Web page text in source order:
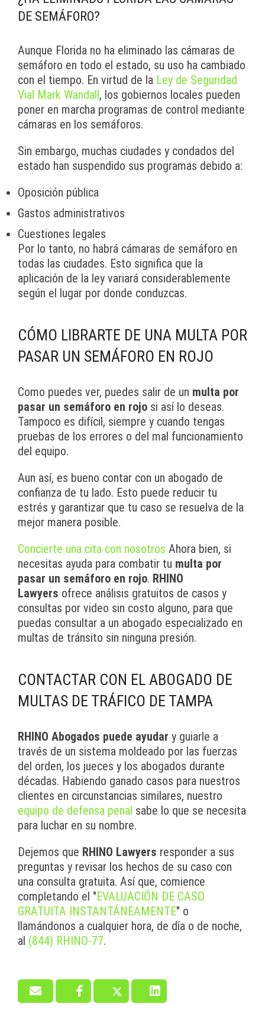
DE SEMÁFORO?
Aunque Florida no ha eliminado las cámaras de
semáforo en todo el estado, su uso ha cambiado
con el tiempo. En virtud de la Ley de Seguridad
Vial Mark Wandall, los gobiernos locales pueden
poner en marcha programas de control mediante
cámaras en los semáforos.
Sin embargo, muchas ciudades y condados del
estado han suspendido sus programas debido a:
Oposición pública
Gastos administrativos
Cuestiones legales
Por lo tanto, no habrá cámaras de semáforo en
todas las ciudades. Esto significa que la
aplicación de la ley variará considerablemente
según el lugar por donde conduzcas.
CÓMO LIBRARTE DE UNA MULTA POR
PASAR UN SEMÁFORO EN ROJO
Como puedes ver, puedes salir de un multa por
pasar un semáforo en rojo si así lo deseas.
Tampoco es difícil, siempre y cuando tengas
pruebas de los errores o del mal funcionamiento
del equipo.
Aun así, es bueno contar con un abogado de
confianza de tu lado. Esto puede reducir tu
estrés y garantizar que tu caso se resuelva de la
mejor manera posible.
Concierte una cita con nosotros Ahora bien, si
necesitas ayuda para combatir tu multa por
pasar un semáforo en rojo. RHINO
Lawyers ofrece análisis gratuitos de casos y
consultas por video sin costo alguno, para que
puedas consultar a un abogado especializado en
multas de tránsito sin ninguna presión.
CONTACTAR CON EL ABOGADO DE
MULTAS DE TRÁFICO DE TAMPA
RHINO Abogados puede ayudar y guiarle a
través de un sistema moldeado por las fuerzas
del orden, los jueces y los abogados durante
décadas. Habiendo ganado casos para nuestros
clientes en circunstancias similares, nuestro
equipo de defensa penal sabe lo que se necesita
para luchar en su nombre.
Dejemos que RHINO Lawyers responder a sus
preguntas y revisar los hechos de su caso con
una consulta gratuita. Así que, comience
completando el "EVALUACIÓN DE CASO
GRATUITA INSTANTÁNEAMENTE" o
llamándonos a cualquier hora, de día o de noche,
al (844) RHINO-77.